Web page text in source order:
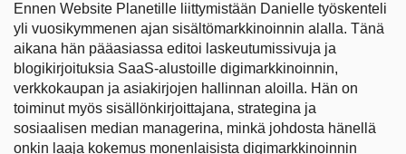
Ennen Website Planetille liittymistään Danielle työskenteli
yli vuosikymmenen ajan sisältömarkkinoinnin alalla. Tänä
aikana hän pääasiassa editoi laskeutumissivuja ja
blogikirjoituksia SaaS-alustoille digimarkkinoinnin,
verkkokaupan ja asiakirjojen hallinnan aloilla. Hän on
toiminut myös sisällönkirjoittajana, strategina ja
sosiaalisen median managerina, minkä johdosta hänellä
onkin laaja kokemus monenlaisista digimarkkinoinnin